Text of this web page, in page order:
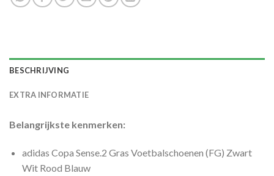
BESCHRIJVING
EXTRA INFORMATIE
Belangrijkste kenmerken:
adidas Copa Sense.2 Gras Voetbalschoenen (FG) Zwart
Wit Rood Blauw